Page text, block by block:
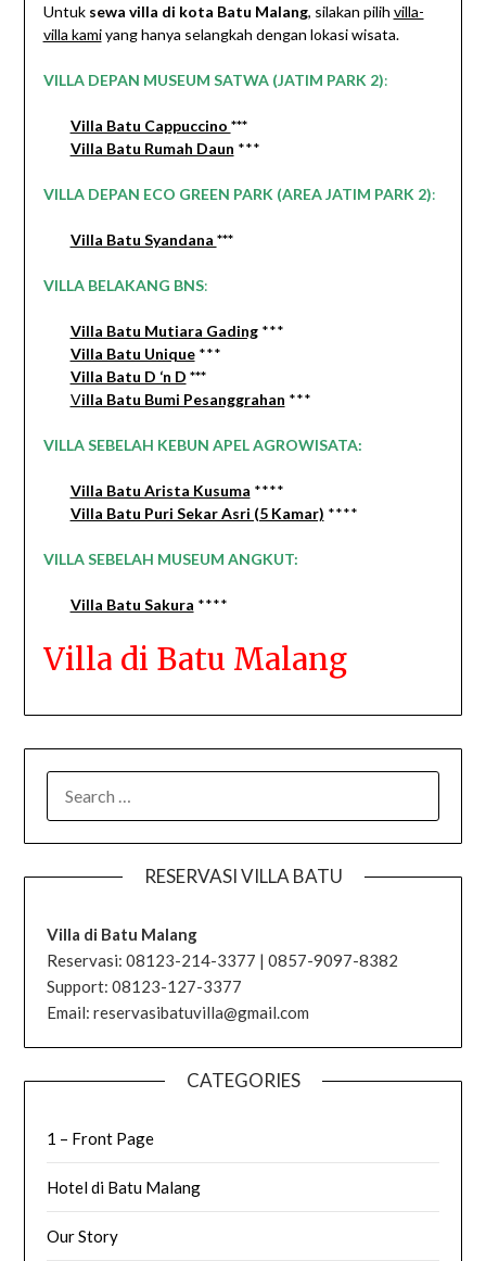
Untuk sewa villa di kota Batu Malang, silakan pilih villa-
villa kamiyang hanya selangkah dengan lokasi wisata.
VILLA DEPAN MUSEUM SATWA (JATIM PARK 2):
Villa Batu Cappuccino ***
Villa Batu Rumah Daun ***
VILLA DEPAN ECO GREEN PARK (AREA JATIM PARK 2):
Villa Batu Syandana ***
VILLA BELAKANG BNS:
Villa Batu Mutiara Gading***
Villa Batu Unique***
Villa Batu D ‘n D ***
Villa Batu Bumi Pesanggrahan ***
VILLA SEBELAH KEBUN APEL AGROWISATA:
Villa Batu Arista Kusuma ****
Villa Batu Puri Sekar Asri (5 Kamar) ****
VILLA SEBELAH MUSEUM ANGKUT:
Villa Batu Sakura ****
Villa di Batu Malang
FOR:
RESERVASI VILLA BATU
Villa di Batu Malang
Reservasi: 08123-214-3377 | 0857-9097-8382
Support: 08123-127-3377
Email: reservasibatuvilla@gmail.com
CATEGORIES
1 – Front Page
Hotel di Batu Malang
Our Story